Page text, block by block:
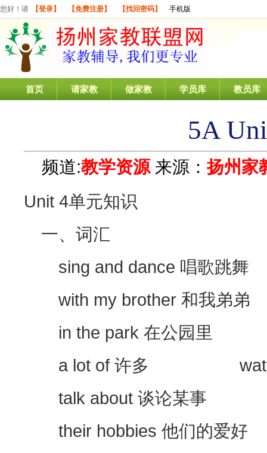
您好！请 【登录】 【免费注册】 【找回密码】 手机版
首页 请家教 做家教 学员库 教员库
5A
频道:教学资源来源：扬州家
Unit 4单元知识
一、词汇
sing and dance 唱歌跳
with my brother 和我弟弟
in the park 在公园里
a lot of 许多 watch
talk about 谈论某事 my
their hobbies 他们的爱好